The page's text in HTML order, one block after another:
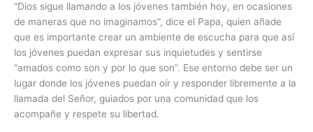
“Dios sigue llamando a los jóvenes también hoy, en ocasiones
de maneras que no imaginamos”, dice el Papa, quien añade
que es importante crear un ambiente de escucha para que así
los jóvenes puedan expresar sus inquietudes y sentirse
“amados como son y por lo que son”. Ese entorno debe ser un
lugar donde los jóvenes puedan oír y responder libremente a la
llamada del Señor, guiados por una comunidad que los
acompañe y respete su libertad.